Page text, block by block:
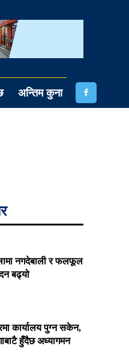
अन्तिम कुना
नगदेबाली र फलफूल
बढ्यो
कार्यालय पुग्न सकेन,
हुँदैछ अध्यागमन